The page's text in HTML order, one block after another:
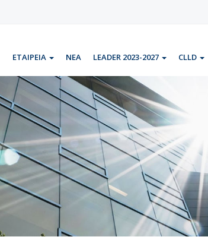
ΕΤΑΙΡΕΙΑ ΝΕΑ LEADER 2023-2027 CLLD